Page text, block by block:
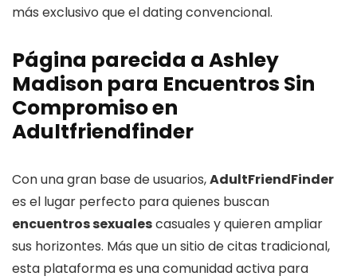
más exclusivo que el dating convencional.
Página parecida a Ashley
Madison para Encuentros Sin
Compromisoen
Adultfriendfinder
Con una gran base de usuarios,AdultFriendFinder
es el lugar perfecto para quienes buscan
encuentros sexualescasuales y quieren ampliar
sus horizontes. Más que un sitio de citas tradicional,
esta plataforma es una comunidad activa para